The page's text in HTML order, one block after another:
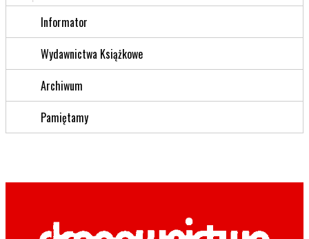
Informator
Wydawnictwa Książkowe
Archiwum
Pamiętamy